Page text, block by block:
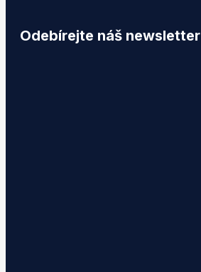
Odebírejte náš newsletter